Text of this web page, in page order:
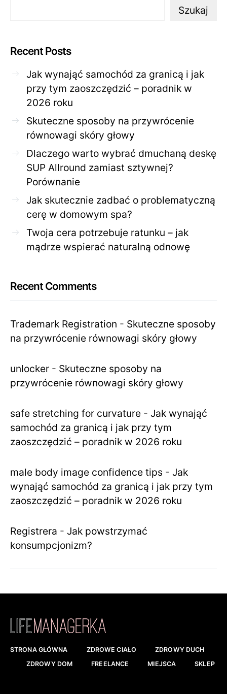
Szukaj
Recent Posts
Jak wynająć samochód za granicą i jak
przy tym zaoszczędzić – poradnik w
2026 roku
Skuteczne sposoby na przywrócenie
równowagi skóry głowy
Dlaczego warto wybrać dmuchaną deskę
SUP Allround zamiast sztywnej?
Porównanie
Jak skutecznie zadbać o problematyczną
cerę w domowym spa?
Twoja cera potrzebuje ratunku – jak
mądrze wspierać naturalną odnowę
Recent Comments
Trademark Registration - Skuteczne sposoby
na przywrócenie równowagi skóry głowy
unlocker - Skuteczne sposoby na
przywrócenie równowagi skóry głowy
safe stretching for curvature - Jak wynająć
samochód za granicą i jak przy tym
zaoszczędzić – poradnik w 2026 roku
male body image confidence tips - Jak
wynająć samochód za granicą i jak przy tym
zaoszczędzić – poradnik w 2026 roku
Registrera - Jak powstrzymać
konsumpcjonizm?
STRONA GŁÓWNA ZDROWE CIAŁO
ZDROWY DUCH
ZDROWY DOM
FREELANCE MIEJSCA SKLEP